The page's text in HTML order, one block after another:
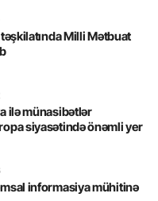
Milli Mətbuat
ilə münasibətlər
siyasətində önəmli yer
informasiya mühitinə